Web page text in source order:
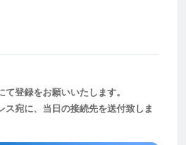
登録をお願いいたします。
ス宛に、当日の接続先を送付致しま